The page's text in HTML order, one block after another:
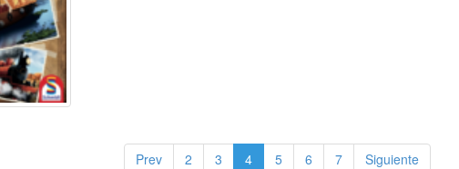
Prev 2 3 4 5 6 7 Siguiente